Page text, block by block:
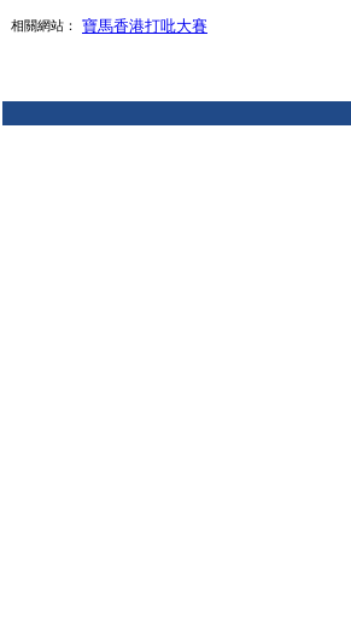
相關網站： 寶馬香港打吡大賽